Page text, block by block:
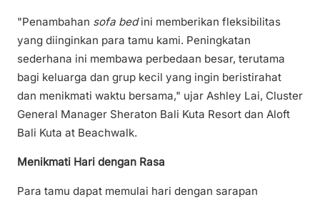
"Penambahan sofa bedini memberikan fleksibilitas
yang diinginkan para tamu kami. Peningkatan
sederhana ini membawa perbedaan besar, terutama
bagi keluarga dan grup kecil yang ingin beristirahat
dan menikmati waktu bersama," ujar Ashley Lai, Cluster
General Manager Sheraton Bali Kuta Resort dan Aloft
Bali Kuta at Beachwalk.
Menikmati Hari dengan Rasa
Para tamu dapat memulai hari dengan sarapan